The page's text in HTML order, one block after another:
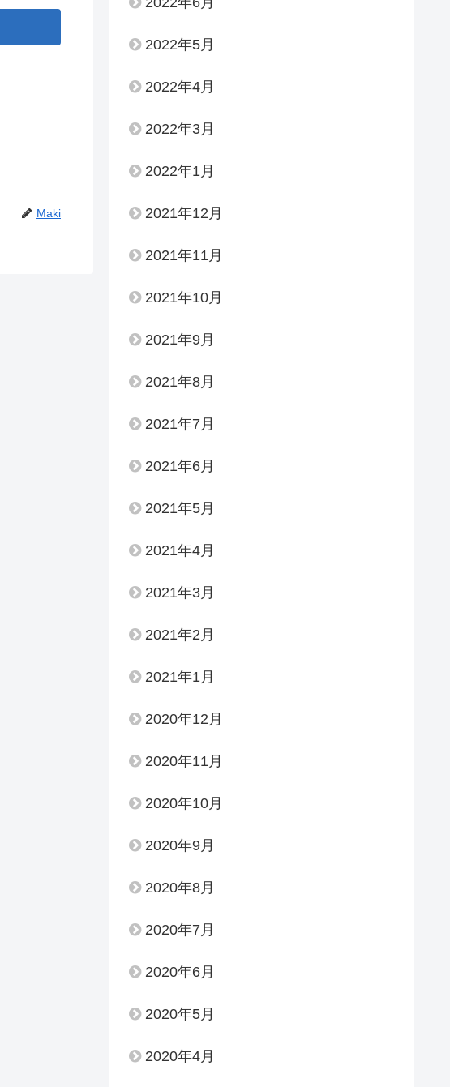
Maki
2022年5月
2022年4月
2022年3月
2022年1月
2021年12月
2021年11月
2021年10月
2021年9月
2021年8月
2021年7月
2021年6月
2021年5月
2021年4月
2021年3月
2021年2月
2021年1月
2020年12月
2020年11月
2020年10月
2020年9月
2020年8月
2020年7月
2020年6月
2020年5月
2020年4月